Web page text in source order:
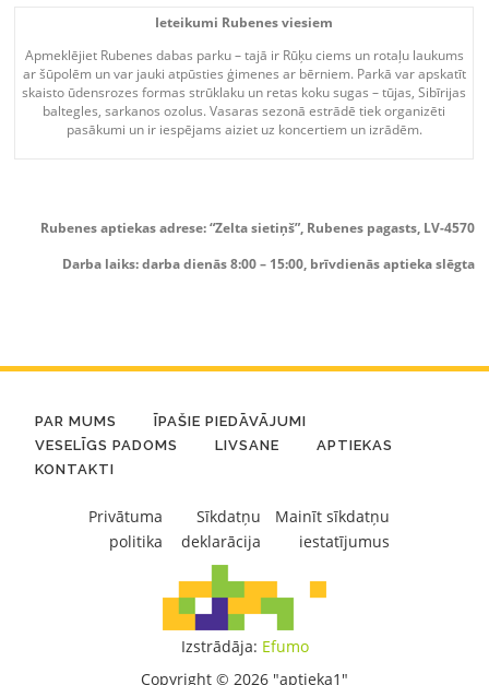
Ieteikumi Rubenes viesiem
Apmeklējiet Rubenes dabas parku – tajā ir Rūķu ciems un rotaļu laukums
ar šūpolēm un var jauki atpūsties ģimenes ar bērniem. Parkā var apskatīt
skaisto ūdensrozes formas strūklaku un retas koku sugas – tūjas, Sibīrijas
baltegles, sarkanos ozolus. Vasaras sezonā estrādē tiek organizēti
pasākumi un ir iespējams aiziet uz koncertiem un izrādēm.
Rubenes aptiekas adrese: “Zelta sietiņš”, Rubenes pagasts, LV-4570
Darba laiks: darba dienās 8:00 – 15:00, brīvdienās aptieka slēgta
PAR MUMS
ĪPAŠIE PIEDĀVĀJUMI
VESELĪGS PADOMS
LIVSANE
APTIEKAS
KONTAKTI
Privātuma
politika
Sīkdatņu
deklarācija
Mainīt sīkdatņu
iestatījumus
Izstrādāja: Efumo
Copyright © 2026 "aptieka1"